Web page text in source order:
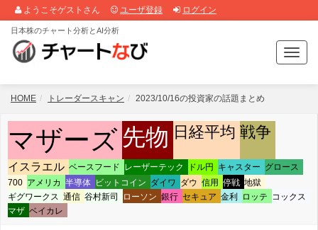
ようこそゲストさん ユーザ登録 ログイン
T
o
g
v
g
日本株のチャート分析とAI分析
HOME トレーダースキャン 2023/10/16の投資家の話題まとめ
マザーズ 先物 日経平均 戦争
イスラエル ベースフード レーザーテック ドル円 キャスター グロース
700 アメリカ 半導体 ビットコイン ダイワ ダウ 信用 停戦 地獄
ギグワークス 通信 谷村新司 ローソン 銀行 セキュア 金利 ロッテ コックス
マザ ベイカレ